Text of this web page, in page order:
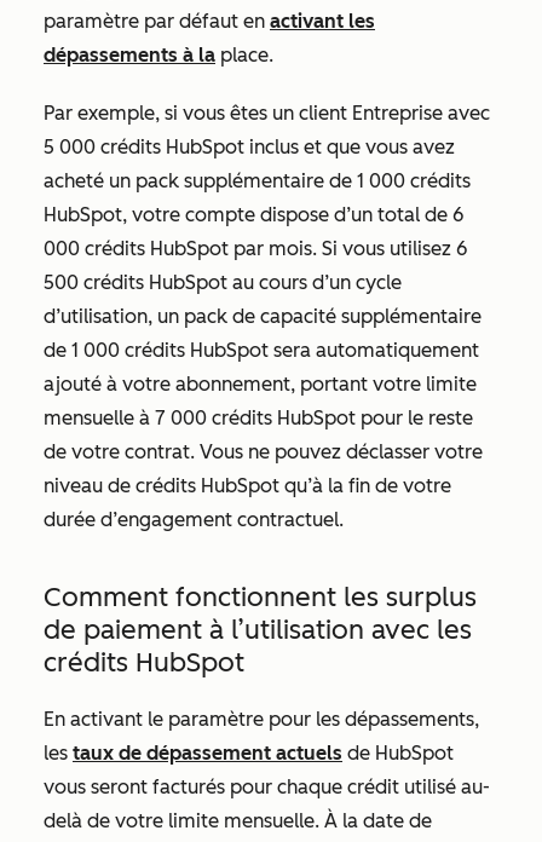
paramètre par défaut en activant les
dépassements à la place.
Par exemple, si vous êtes un client Entreprise avec
5 000 crédits HubSpot inclus et que vous avez
acheté un pack supplémentaire de 1 000 crédits
HubSpot, votre compte dispose d’un total de 6
000 crédits HubSpot par mois. Si vous utilisez 6
500 crédits HubSpot au cours d’un cycle
d’utilisation, un pack de capacité supplémentaire
de 1 000 crédits HubSpot sera automatiquement
ajouté à votre abonnement, portant votre limite
mensuelle à 7 000 crédits HubSpot pour le reste
de votre contrat. Vous ne pouvez déclasser votre
niveau de crédits HubSpot qu’à la fin de votre
durée d’engagement contractuel.
Comment fonctionnent les surplus
de paiement à l’utilisation avec les
crédits HubSpot
En activant le paramètre pour les dépassements,
les taux de dépassement actuels de HubSpot
vous seront facturés pour chaque crédit utilisé au-
delà de votre limite mensuelle. À la date de